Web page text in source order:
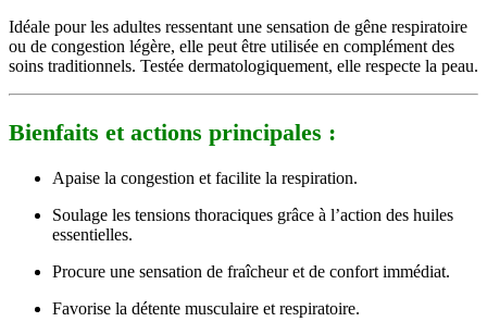
Idéale pour les adultes ressentant une sensation de gêne respiratoire
ou de congestion légère, elle peut être utilisée en complément des
soins traditionnels. Testée dermatologiquement, elle respecte la peau.
Bienfaits et actions principales :
Apaise la congestion et facilite la respiration.
Soulage les tensions thoraciques grâce à l’action des huiles
essentielles.
Procure une sensation de fraîcheur et de confort immédiat.
Favorise la détente musculaire et respiratoire.